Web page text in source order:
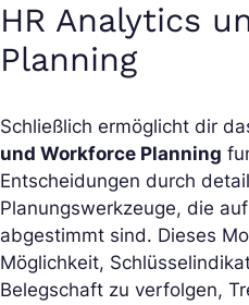
HR Analytics
Planning
Schließlich ermöglicht dir
und Workforce Planning
Entscheidungen durch
Planungswerkzeuge, die
abgestimmt sind. Dieses
Möglichkeit,
Belegschaft zu verfolgen,